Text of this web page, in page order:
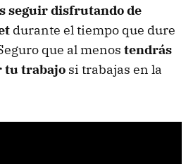
seguir disfrutando de
durante el tiempo que dure
que al menos tendrás
tu trabajo si trabajas en la